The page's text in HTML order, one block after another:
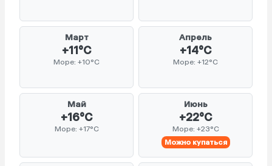
Март
+11°C
Море: +10°C
Апрель
+14°C
Море: +12°C
Май
+16°C
Море: +17°C
Июнь
+22°C
Море: +23°C
Можно купаться